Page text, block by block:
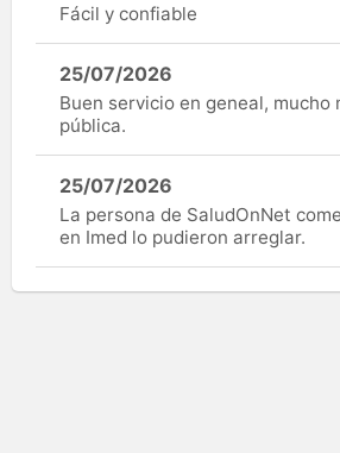
Fácil y confiable
25/07/2026
Buen servicio en geneal, mucho
pública.
25/07/2026
La persona de SaludOnNet
en Imed lo pudieron arreglar.